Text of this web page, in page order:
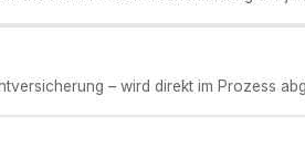
– wird direkt im Prozess